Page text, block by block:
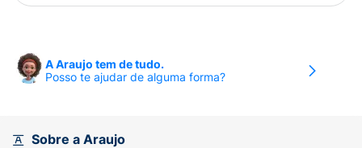
A Araujo tem de tudo.
Posso te ajudar de alguma forma?
Sobre a Araujo